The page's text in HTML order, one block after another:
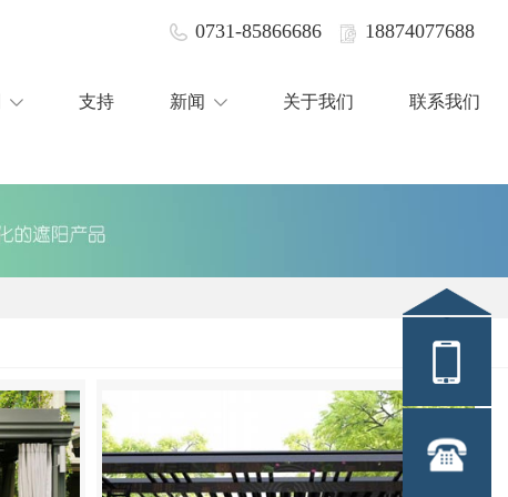
0731-85866686 18874077688
支持 新闻 关于我们 联系我们
0731-